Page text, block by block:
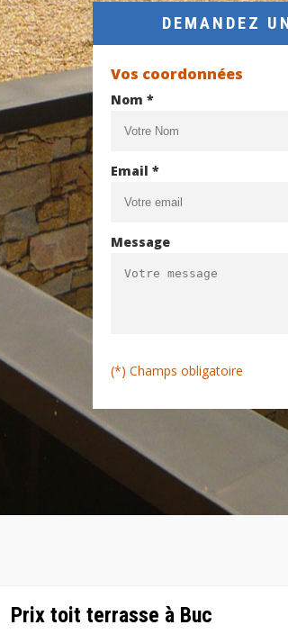
DEMANDEZ
Vos coordonnées
Nom *
Email *
Message
(*) Champs obligatoire
Prix toit terrasse à Buc